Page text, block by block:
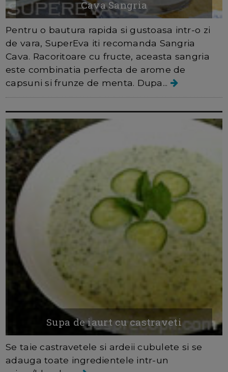
Cava Sangria
Pentru o bautura rapida si gustoasa intr-o zi
de vara, SuperEva iti recomanda Sangria
Cava. Racoritoare cu fructe, aceasta sangria
este combinatia perfecta de arome de
capsuni si frunze de menta. Dupa...
Supa de iaurt cu castraveti
Se taie castravetele si ardeii cubulete si se
adauga toate ingredientele intr-un